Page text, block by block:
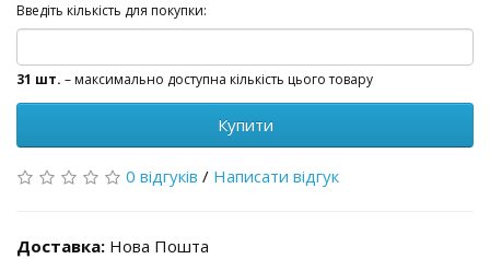
Введіть кількість для покупки:
31 шт. – максимально доступна кількість цього товару
Купити
0 відгуків / Написати відгук
Доставка: Нова Пошта